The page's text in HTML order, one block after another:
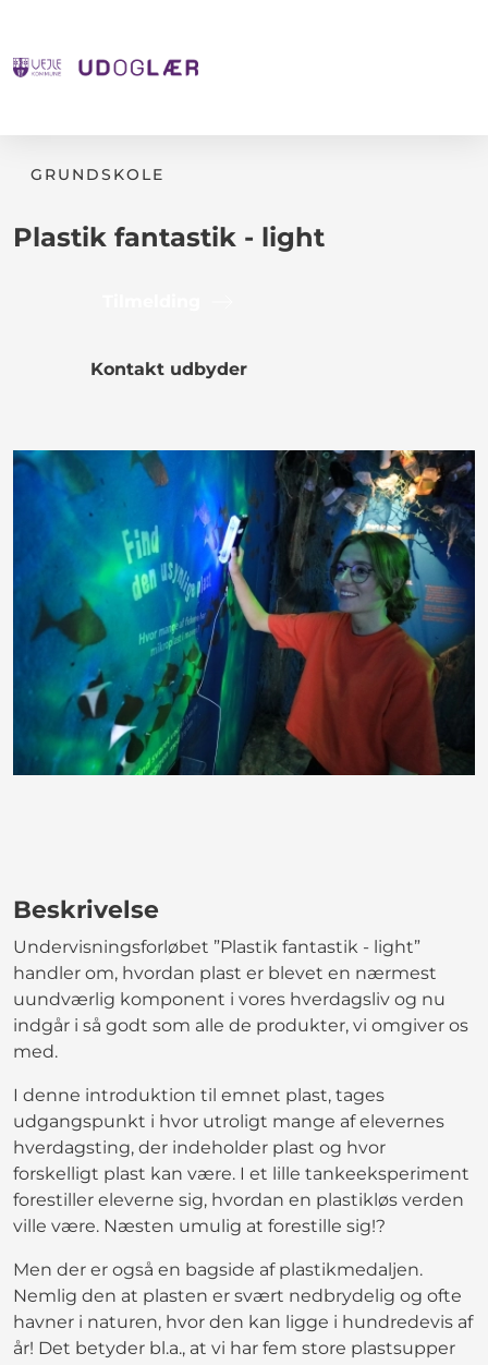
GRUNDSKOLE
Plastik fantastik - light
Kontakt udbyder
Beskrivelse
Undervisningsforløbet ”Plastik fantastik - light”
handler om, hvordan plast er blevet en nærmest
uundværlig komponent i vores hverdagsliv og nu
indgår i så godt som alle de produkter, vi omgiver os
med.
I denne introduktion til emnet plast, tages
udgangspunkt i hvor utroligt mange af elevernes
hverdagsting, der indeholder plast og hvor
forskelligt plast kan være. I et lille tankeeksperiment
forestiller eleverne sig, hvordan en plastikløs verden
ville være. Næsten umulig at forestille sig!?
Men der er også en bagside af plastikmedaljen.
Nemlig den at plasten er svært nedbrydelig og ofte
havner i naturen, hvor den kan ligge i hundredevis af
år! Det betyder bl.a., at vi har fem store plastsupper